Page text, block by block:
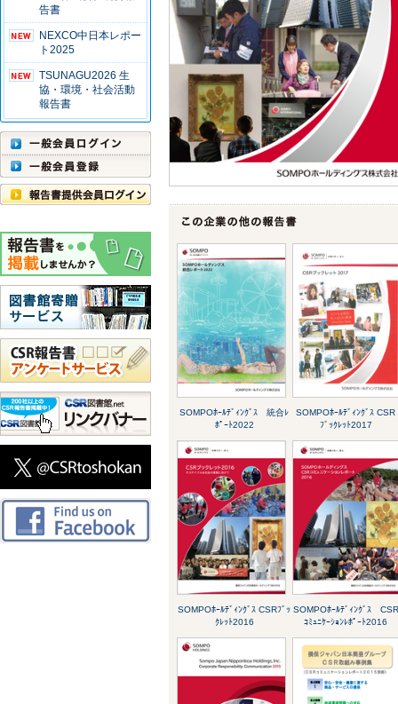
告書
NEXCO中日本レポー
ト2025
TSUNAGU2026 生
協・環境・社会活動
報告書
SOMPOﾎｰﾙﾃﾞｨﾝｸﾞｽ 統合ﾚ
ﾎﾟｰﾄ2022
SOMPOﾎｰﾙﾃﾞｨﾝｸﾞｽ CSR
ﾌﾞｯｸﾚｯﾄ2017
SOMPOﾎｰﾙﾃﾞｨﾝｸﾞｽ CSRﾌﾞｯ
ｸﾚｯﾄ2016
SOMPOﾎｰﾙﾃﾞｨﾝｸﾞｽ CSR
ｺﾐｭﾆｹｰｼｮﾝﾚﾎﾟｰﾄ2016